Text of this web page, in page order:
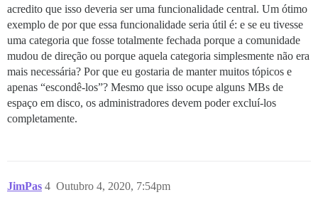
acredito que isso deveria ser uma funcionalidade central. Um ótimo
exemplo de por que essa funcionalidade seria útil é: e se eu tivesse
uma categoria que fosse totalmente fechada porque a comunidade
mudou de direção ou porque aquela categoria simplesmente não era
mais necessária? Por que eu gostaria de manter muitos tópicos e
apenas “escondê-los”? Mesmo que isso ocupe alguns MBs de
espaço em disco, os administradores devem poder excluí-los
completamente.
JimPas Outubro 4, 2020, 7:54pm
4